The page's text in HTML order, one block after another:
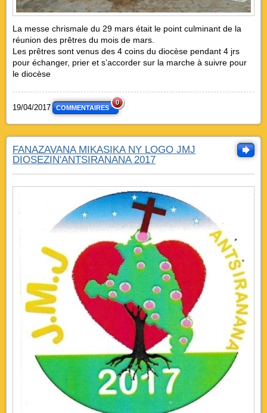
La messe chrismale du 29 mars était le point culminant de la
réunion des prêtres du mois de mars.
Les prêtres sont venus des 4 coins du diocèse pendant 4 jrs
pour échanger, prier et s’accorder sur la marche à suivre pour
le diocèse
19/04/2017 COMMENTAIRES
0
FANAZAVANA MIKASIKA NY LOGO JMJ
DIOSEZIN'ANTSIRANANA 2017